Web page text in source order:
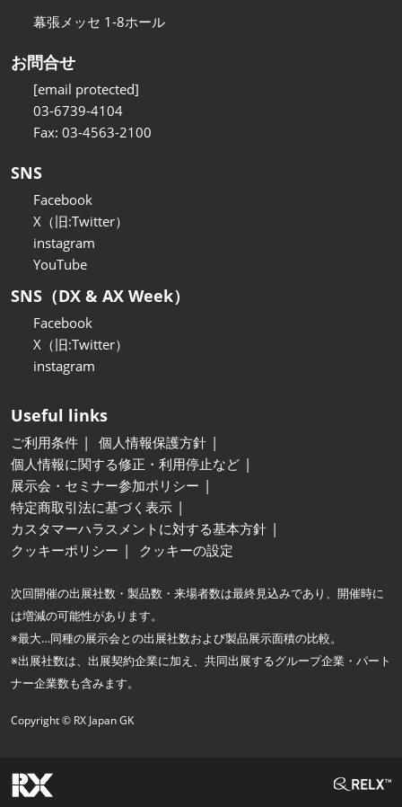
幕張メッセ 1-8ホール
お問合せ
[email protected]
03-6739-4104
Fax: 03-4563-2100
SNS
Facebook
X（旧:Twitter）
instagram
YouTube
SNS（DX & AX Week）
Facebook
X（旧:Twitter）
instagram
Useful links
ご利用条件
個人情報保護方針
個人情報に関する修正・利用停止など
展示会・セミナー参加ポリシー
特定商取引法に基づく表示
カスタマーハラスメントに対する基本方針
クッキーポリシー
クッキーの設定
次回開催の出展社数・製品数・来場者数は最終見込みであり、開催時に
は増減の可能性があります。
※最大…同種の展示会との出展社数および製品展示面積の比較。
※出展社数は、出展契約企業に加え、共同出展するグループ企業・パート
ナー企業数も含みます。
Copyright © RX Japan GK